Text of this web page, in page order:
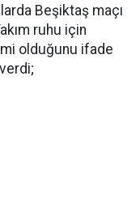
Beşiktaş maçı
ruhu için
olduğunu ifade